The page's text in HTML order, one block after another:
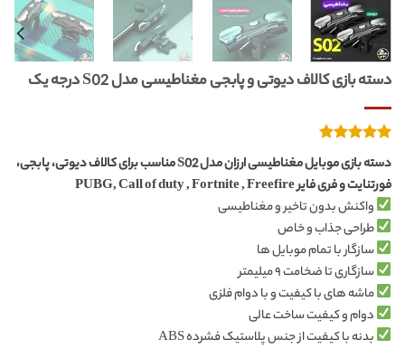
دسته بازی کالاف دیوتی و پابجی مغناطیسی مدل S02 درجه یک
5.00
از 5
در
امتیازدهی
مشتری
دسته بازی موبایل مغناطیسی ارزان مدل S02 مناسب برای کالاف دیوتی، پابجی،
فورتنایت و فری فایر PUBG, Call of duty , Fortnite , Freefire
واکنش بدون تاخیر و مغناطیسی
طراحی جذاب و خاص
سازگار با تمام موبایل ها
سازگاری تا ضخامت ۹ میلیمتر
ماشه های با کیفیت و با دوام فلزی
دوام و کیفیت ساخت عالی
بدنه با کیفیت از جنس پلاستیک فشرده ABS